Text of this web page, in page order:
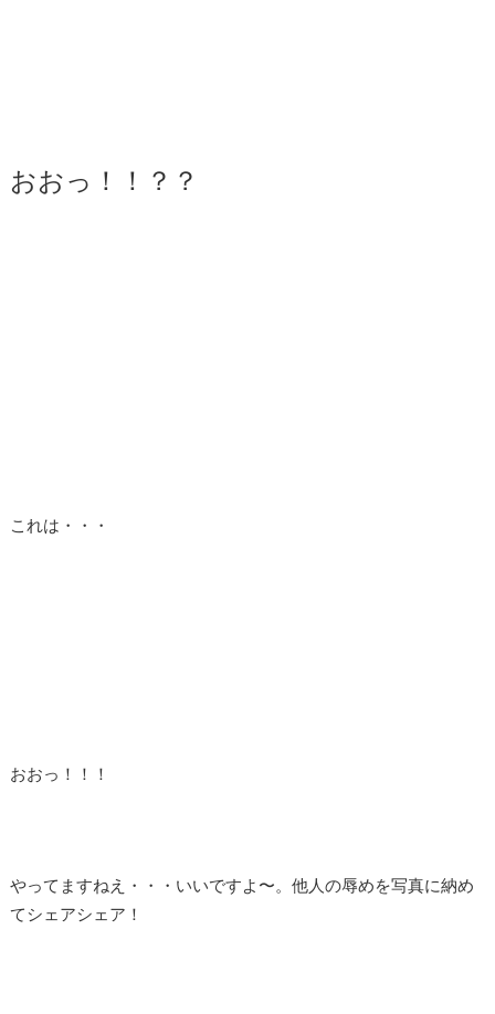
おおっ！！？？
これは・・・
おおっ！！！
やってますねえ・・・いいですよ〜。他人の辱めを写真に納め
てシェアシェア！